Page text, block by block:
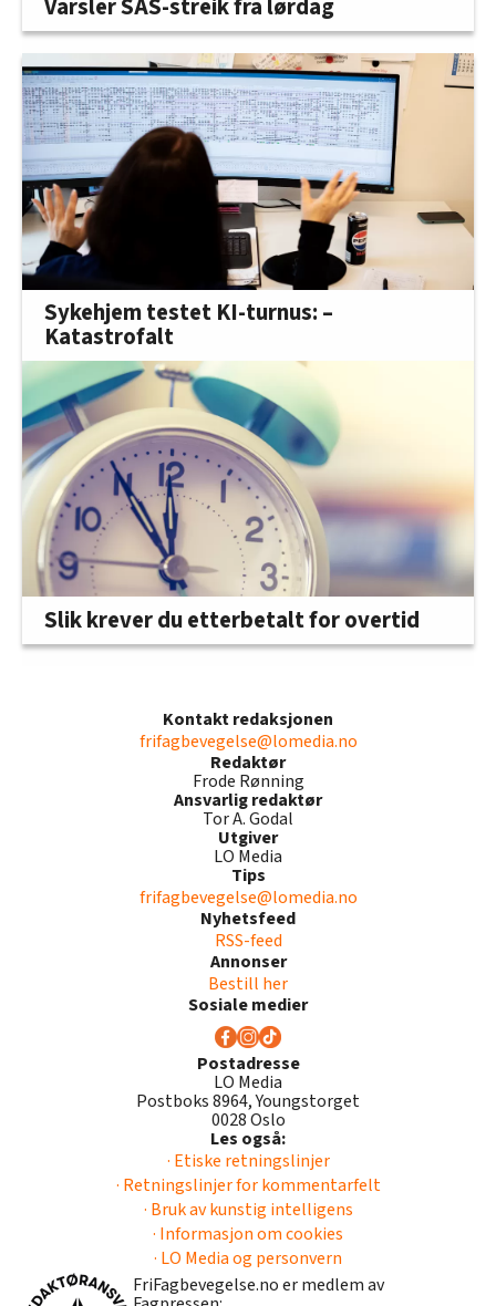
Varsler SAS-streik fra lørdag
Sykehjem testet KI-turnus: –
Katastrofalt
Slik krever du etterbetalt for overtid
Kontakt redaksjonen
frifagbevegelse@lomedia.no
Redaktør
Frode Rønning
Ansvarlig redaktør
Tor A. Godal
Utgiver
LO Media
Tips
frifagbevegelse@lomedia.no
Nyhetsfeed
RSS-feed
Annonser
Bestill her
Sosiale medier
Postadresse
LO Media
Postboks 8964, Youngstorget
0028 Oslo
Les også:
· Etiske retningslinjer
· Retningslinjer for kommentarfelt
· Bruk av kunstig intelligens
· Informasjon om cookies
· LO Media og personvern
FriFagbevegelse.no er medlem av